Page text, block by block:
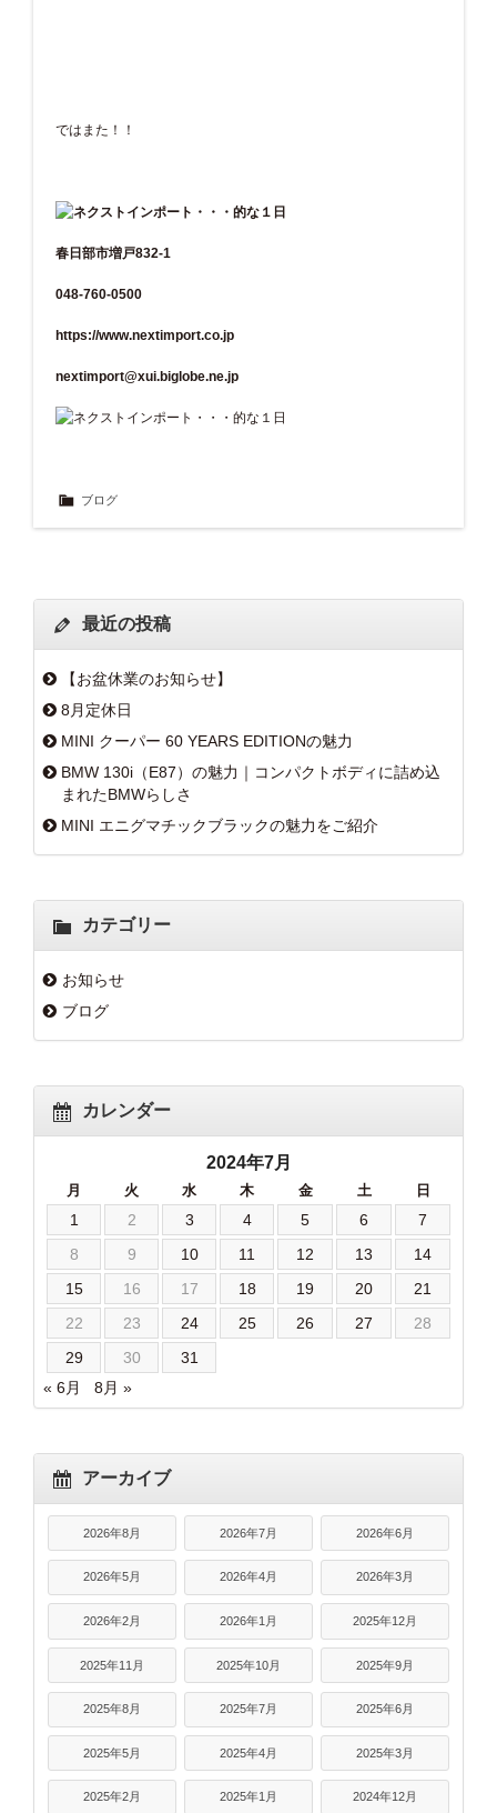
ではまた！！
春日部市増戸832-1
048-760-0500
https://www.nextimport.co.jp
nextimport@xui.biglobe.ne.jp
ブログ
最近の投稿
【お盆休業のお知らせ】
8月定休日
MINI クーパー 60 YEARS EDITIONの魅力
BMW 130i（E87）の魅力｜コンパクトボディに詰め込
まれたBMWらしさ
MINI エニグマチックブラックの魅力をご紹介
カテゴリー
お知らせ
ブログ
カレンダー
2024年7月
月 火 水 木 金 土 日
1 2 3 4 5 6
7
8
9 10 11 12 13
14
15
16 17 18 19 20
21
22
23 24 25 26 27
28
29
30
31
« 6月
8月 »
アーカイブ
2026年8月 2026年7月 2026年6月
2026年5月 2026年4月 2026年3月
2026年2月 2026年1月 2025年12月
2025年11月 2025年10月 2025年9月
2025年8月 2025年7月 2025年6月
2025年5月 2025年4月 2025年3月
2025年2月 2025年1月 2024年12月